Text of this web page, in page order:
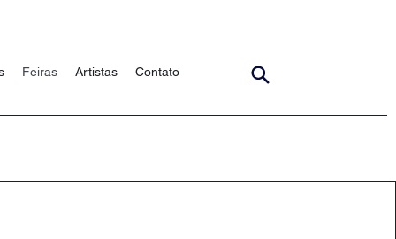
Feiras Artistas Contato